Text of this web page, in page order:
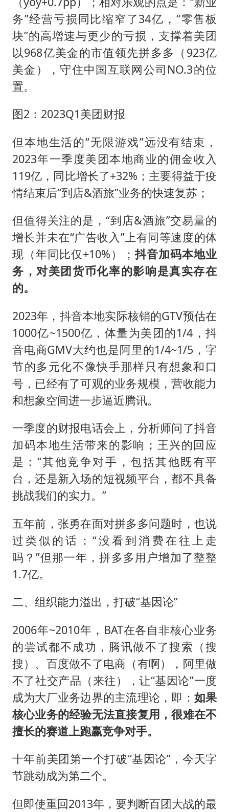
务”经营亏损同比缩窄了34亿，“零售板
块”的高增速与更少的亏损，支撑着美团
以968亿美金的市值领先拼多多（923亿
美金），守住中国互联网公司NO.3的位
置。
图2：2023Q1美团财报
但本地生活的“无限游戏”远没有结束，
2023年一季度美团本地商业的佣金收入
119亿，同比增长了+32%；主要得益于疫
情结束后“到店&酒旅”业务的快速复苏；
但值得关注的是，“到店&酒旅”交易量的
增长并未在“广告收入”上有同等速度的体
现（年同比仅+10%）； 抖音加码本地业
务，对美团货币化率的影响是真实存在
的。
2023年，抖音本地实际核销的GTV预估在
1000亿~1500亿，体量为美团的1/4，抖
音电商GMV大约也是阿里的1/4~1/5，字
节的多元化不像快手那样只有想象和口
号，已经有了可观的业务规模，营收能力
和想象空间进一步逼近腾讯。
一季度的财报电话会上，分析师问了抖音
加码本地生活带来的影响；王兴的回应
是：“其他竞争对手，包括其他既有平
台，还是新入场的短视频平台，都不具备
挑战我们的实力。”
五年前，张勇在面对拼多多问题时，也说
过类似的话：“没看到消费在往上走
吗？”但那一年，拼多多用户增加了整整
1.7亿。
二、组织能力溢出，打破“基因论”
2006年~2010年，BAT在各自非核心业务
的尝试都不成功，腾讯做不了搜索（搜
搜）、百度做不了电商（有啊），阿里做
不了社交产品（来往），让“基因论”一度
成为大厂业务边界的主流理论，即： 如果
核心业务的经验无法直接复用，很难在不
擅长的赛道上跑赢竞争对手。
十年前美团第一个打破“基因论”，今天字
节跳动成为第二个。
但即使重回2013年，要判断百团大战的最